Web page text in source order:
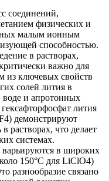
соединений,
физических и
малым ионным
способностью.
в растворах,
важно для
из ключевых свойств
солей лития в
воде и апротонных
лития
демонстрируют
растворах, что делает
системах.
варьируются в широких
150°C для LiClO4)
разнообразие связано